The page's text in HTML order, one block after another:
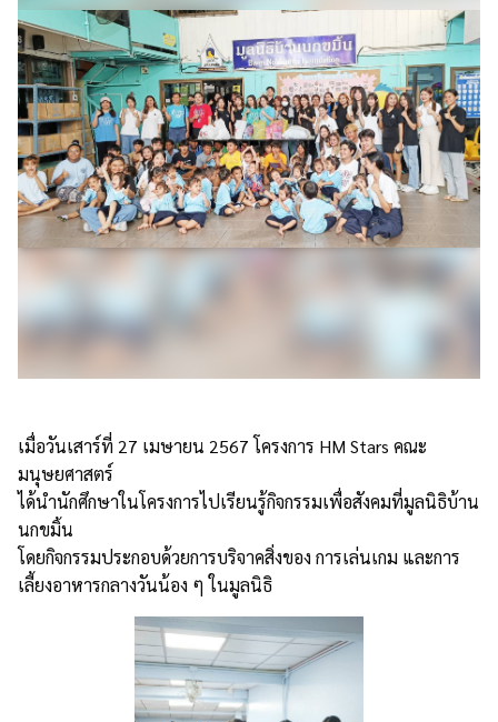
เมื่อวันเสาร์ที่ 27 เมษายน 2567 โครงการ HM Stars คณะ
มนุษยศาสตร์
ได้นำนักศึกษาในโครงการไปเรียนรู้กิจกรรมเพื่อสังคมที่มูลนิธิบ้าน
นกขมิ้น
โดยกิจกรรมประกอบด้วยการบริจาคสิ่งของ การเล่นเกม และการ
เลี้ยงอาหารกลางวันน้อง ๆ ในมูลนิธิ